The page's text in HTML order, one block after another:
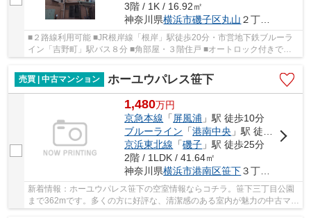
3階 / 1K / 16.92㎡
神奈川県横浜市磯子区丸山 ２丁目15-7
■２路線利用可能 ■JR根岸線「根岸」駅徒歩20分・市営地下鉄ブルーラ
イン「吉野町」駅バス８分 ■角部屋・３階住戸 ■オートロック付きで安
売買 | 中古マンション
ホーユウパレス笹下
1,480万円
京急本線 「 屏風浦 」駅 徒歩10分
ブルーライン 「港南中央 」駅 徒歩21分
京浜東北線 「磯子 」駅 徒歩25分
2階 / 1LDK / 41.64㎡
神奈川県横浜市港南区笹下３丁目1-11
新着情報：ホーユウパレス笹下の空室情報ならコチラ。笹下三丁目公園
まで362mです。多くの方に好評な、清潔感のある室内が魅力の中古マン
ションです。駅徒歩10分の物件です。横浜市港...